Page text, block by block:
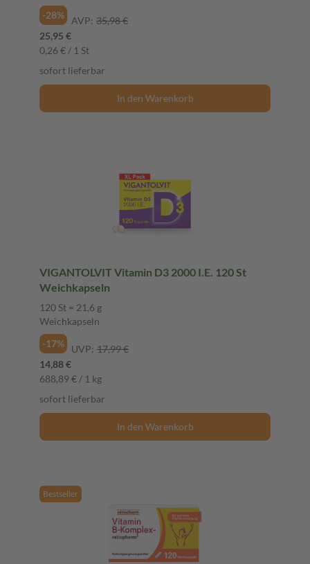
-28%
AVP: 35,98 €
25,95 €
0,26 € / 1 St
sofort lieferbar
In den Warenkorb
VIGANTOLVIT Vitamin D3 2000 I.E. 120 St
Weichkapseln
120 St = 21,6 g
Weichkapseln
-17%
UVP: 17,99 €
14,88 €
688,89 € / 1 kg
sofort lieferbar
In den Warenkorb
Bestseller